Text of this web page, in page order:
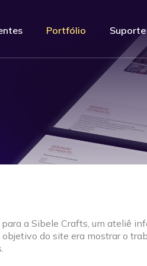
Portfólio Suporte
a Sibele Crafts, um ateliê
do site era mostrar o